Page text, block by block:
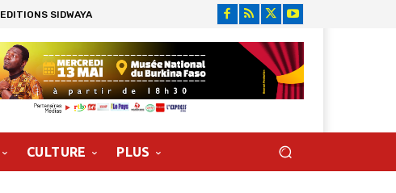
EDITIONS SIDWAYA
CULTURE PLUS